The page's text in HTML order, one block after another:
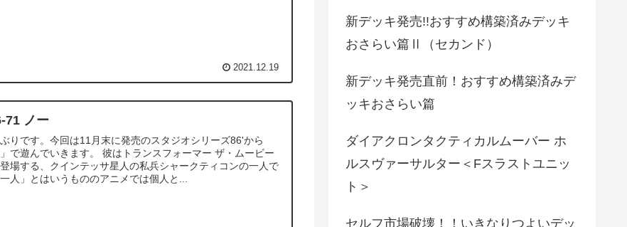
2021.12.19
71 ノー
りです。今回は11月末に発売のスタジオシリーズ86'から
」で遊んでいきます。 彼はトランスフォーマー ザ・ムービー
場する、クインテッサ星人の私兵シャークティコンの一人で
人」とはいうもののアニメでは個人と...
新デッキ発売!!おすすめ構築済みデッキ
おさらい篇Ⅱ（セカンド）
新デッキ発売直前！おすすめ構築済みデ
ッキおさらい篇
ダイアクロンタクティカルムーバー ホ
ルスヴァーサルター＜Fスラストユニッ
ト＞
セルフ市場破壊！！いきなりつよいデッ